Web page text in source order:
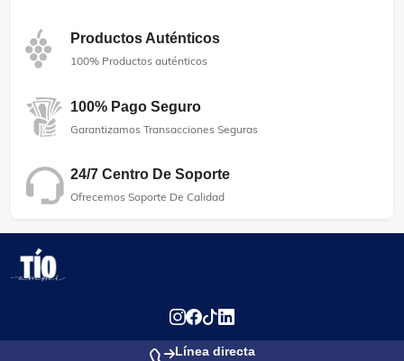
Productos Auténticos
100% Productos auténticos
100% Pago Seguro
Garantizamos Transacciones Seguras
24/7 Centro De Soporte
Ofrecemos Soporte De Calidad
Línea directa